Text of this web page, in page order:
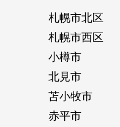
札幌市北区
札幌市西区
小樽市
北見市
苫小牧市
赤平市